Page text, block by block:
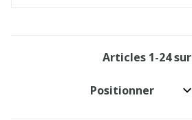
Articles 1-24sur
Trier par: